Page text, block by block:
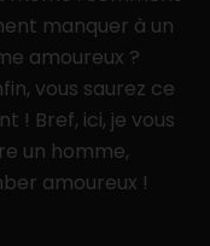
manquer à un
amoureux ?
vous saurez ce
! Bref, ici, je vous
un homme,
amoureux !